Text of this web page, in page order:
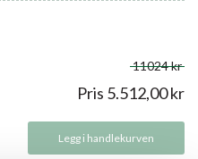
11024 kr
Pris 5.512,00kr
Legg i handlekurven